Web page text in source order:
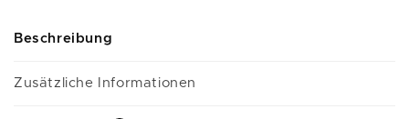
Beschreibung
Zusätzliche Informationen